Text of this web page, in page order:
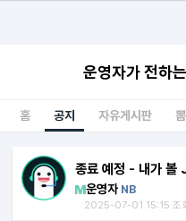
운영자가 전하
홈 공지 자유게시판
종료 예정 - 내가 볼
운영자 NB
2025-07-01 15:15 조